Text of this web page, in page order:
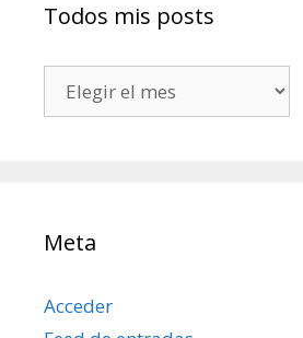
Todos mis posts
mis
Meta
Acceder